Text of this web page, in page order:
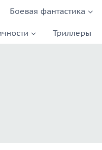
Боевая фантастика
Триллеры